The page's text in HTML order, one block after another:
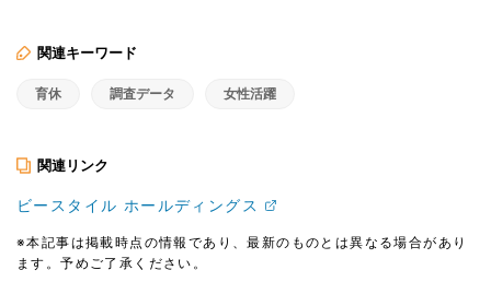
関連キーワード
育休 調査データ 女性活躍
関連リンク
ビースタイル ホールディングス
※本記事は掲載時点の情報であり、最新のものとは異なる場合があり
ます。予めご了承ください。